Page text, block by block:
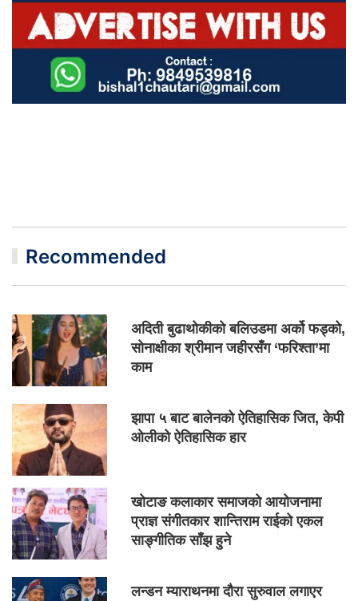
Recommended
अदिती बुढाथोकीको बलिउडमा अर्को फड्को,
सोनाक्षीका श्रीमान जहीरसँग ‘फरिश्ता’मा
काम
झापा ५ बाट बालेनको ऐतिहासिक जित, केपी
ओलीको ऐतिहासिक हार
खोटाङ कलाकार समाजको आयोजनामा
प्राज्ञ संगीतकार शान्तिराम राईको एकल
साङ्गीतिक साँझ हुने
लन्डन म्याराथनमा दौरा सुरुवाल लगाएर